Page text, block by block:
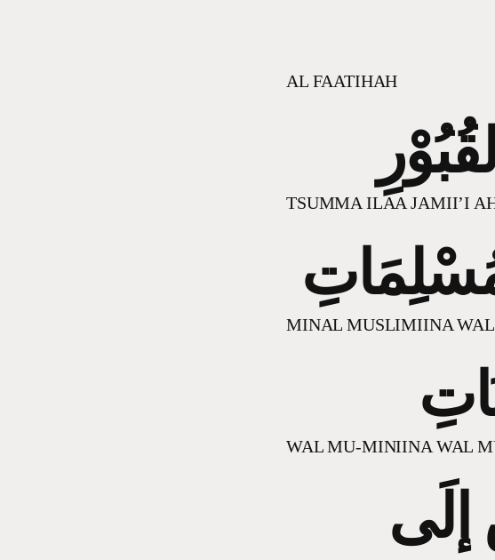
AL FAATIHAH
TSUMMA ILAA JAMII’I
MINAL MUSLIMIINA
WAL MU-MINIINA WAL